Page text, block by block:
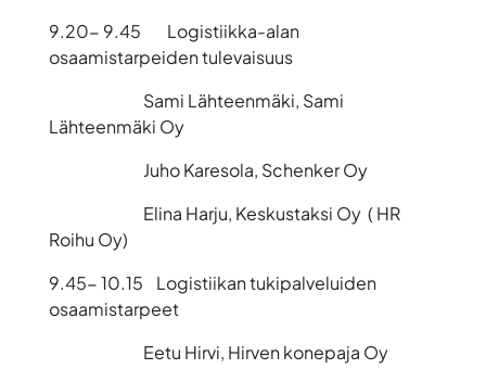
9.20- 9.45 Logistiikka-alan
osaamistarpeiden tulevaisuus
Sami Lähteenmäki, Sami
Lähteenmäki Oy
Juho Karesola, Schenker Oy
Elina Harju, Keskustaksi Oy ( HR
Roihu Oy)
9.45- 10.15 Logistiikan tukipalveluiden
osaamistarpeet
Eetu Hirvi, Hirven konepaja Oy